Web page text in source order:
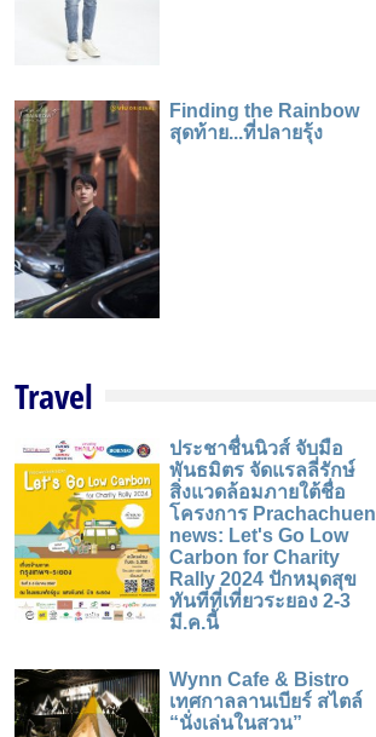
Finding the Rainbow
สุดท้าย...ที่ปลายรุ้ง
Travel
ประชาชื่นนิวส์ จับมือ
พันธมิตร จัดแรลลี่รักษ์
สิ่งแวดล้อมภายใต้ชื่อ
โครงการ Prachachuen
news: Let's Go Low
Carbon for Charity
Rally 2024 ปักหมุดสุข
ทันทีที่เที่ยวระยอง 2-3
มี.ค.นี้
Wynn Cafe & Bistro
เทศกาลลานเบียร์ สไตล์
“นั่งเล่นในสวน”